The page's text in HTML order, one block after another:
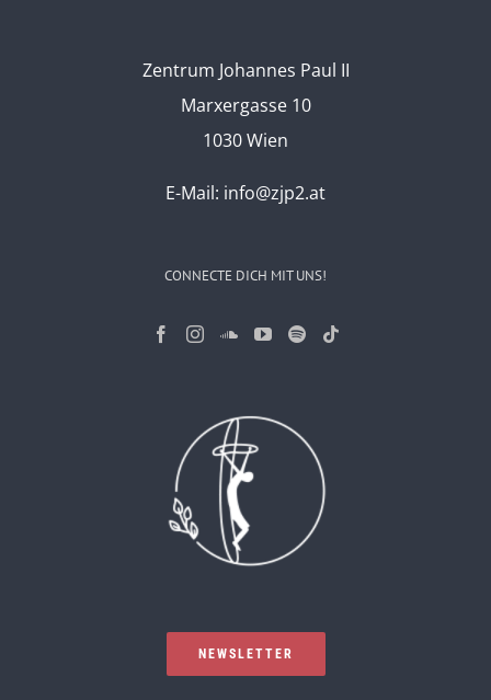
Zentrum Johannes Paul II
Marxergasse 10
1030 Wien
E-Mail: info@zjp2.at
CONNECTE DICH MIT UNS!
NEWSLETTER